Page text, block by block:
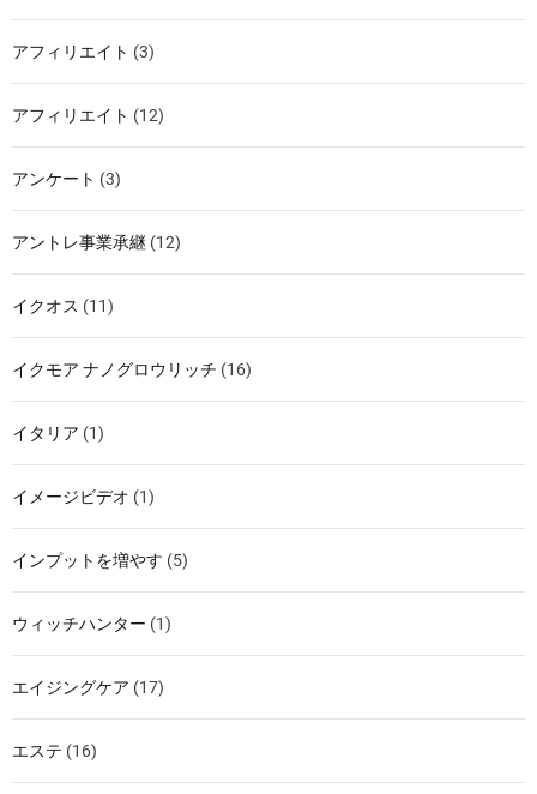
アフィリエイト (3)
アフィリエイト (12)
アンケート (3)
アントレ事業承継 (12)
イクオス (11)
イクモア ナノグロウリッチ (16)
イタリア (1)
イメージビデオ (1)
インプットを増やす (5)
ウィッチハンター (1)
エイジングケア (17)
エステ (16)